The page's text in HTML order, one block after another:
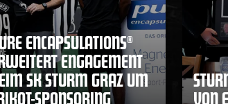
ENCAPSULATIONS®
ENGAGEMENT
SK STURM GRAZ UM
SPONSORING
ON